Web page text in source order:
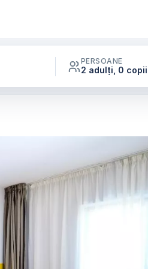
PERSOANE
2 adulți, 0 copii